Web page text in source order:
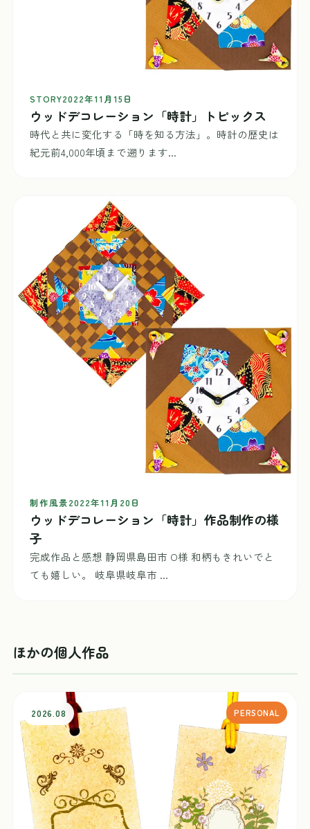
STORY2022年11月15日
ウッドデコレーション「時計」トピックス
時代と共に変化する「時を知る方法」。時計の歴史は
紀元前4,000年頃まで遡ります...
制作風景2022年11月20日
ウッドデコレーション「時計」作品制作の様
子
完成作品と感想 静岡県島田市 O様 和柄もきれいでと
ても嬉しい。 岐阜県岐阜市 ...
ほかの個人作品
2026.08 PERSONAL